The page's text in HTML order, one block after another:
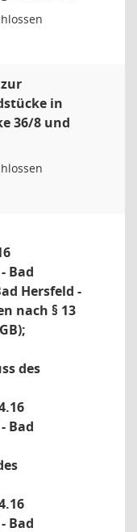
in
36/8 und
Bad
Hersfeld -
nach § 13
des
Bad
Bad